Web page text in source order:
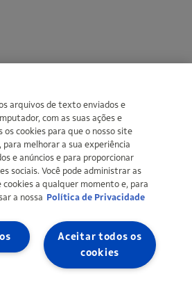
Produtos de Petróleo SA 2026 | CNPJ:
de Privacidade Definir meus cookies
arquivos de texto enviados e
com as suas ações e
os cookies para que o nosso site
melhorar a sua experiência
e anúncios e para proporcionar
sociais. Você pode administrar as
cookies a qualquer momento e, para
a nossa Política de Privacidade
Aceitar todos os
cookies